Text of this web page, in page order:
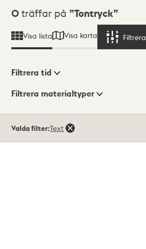
Sökresultat
0 träffar på Tontryck
Visa lista Visa karta Filtrera
Visningsläge
Filtrera tid
Filtrera materialtyper
träffar
Valda filter:Text